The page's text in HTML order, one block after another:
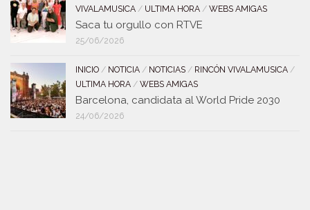
VIVALAMUSICA / ULTIMA HORA / WEBS AMIGAS
Saca tu orgullo con RTVE
25/06/2026
INICIO / NOTICIA / NOTICIAS / RINCÓN VIVALAMUSICA /
ULTIMA HORA / WEBS AMIGAS
Barcelona, candidata al World Pride 2030
24/06/2026